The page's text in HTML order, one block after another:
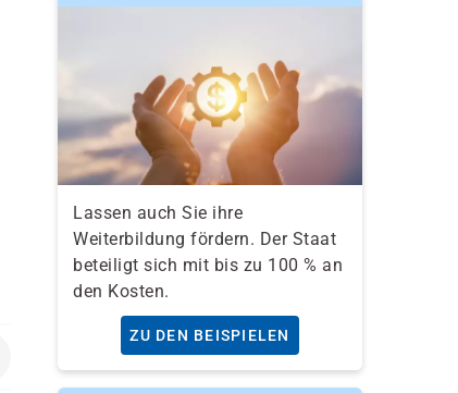
Lassen auch Sie ihre
Weiterbildung fördern. Der Staat
beteiligt sich mit bis zu 100 % an
den Kosten.
ZU DEN BEISPIELEN